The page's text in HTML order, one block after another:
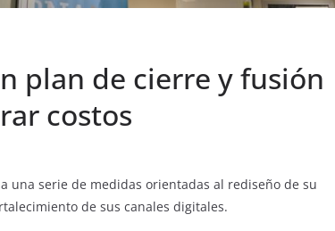
plan de cierre y fusión
costos
una serie de medidas orientadas al rediseño de su
de sus canales digitales.